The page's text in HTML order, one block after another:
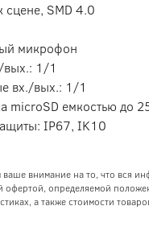
сцене, SMD 4.0
микрофон
1/1
вх./вых.: 1/1
microSD емкостью до
IP67, IK10
внимание на то, что вся
офертой, определяемой
а также стоимости